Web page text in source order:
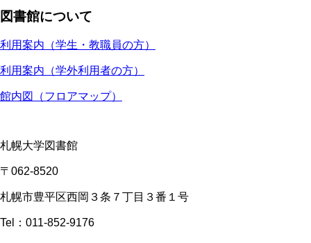
図書館について
利用案内（学生・教職員の方）
利用案内（学外利用者の方）
館内図（フロアマップ）
札幌大学図書館
〒062-8520
札幌市豊平区西岡３条７丁目３番１号
Tel：011-852-9176